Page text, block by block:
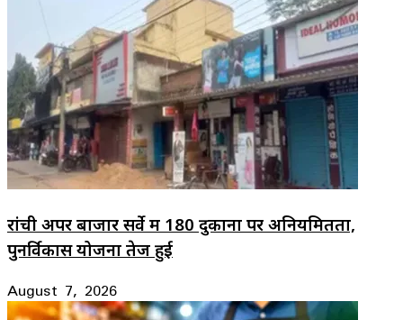
रांची अपर बाजार सर्वे में 180 दुकानों पर अनियमितता,
पुनर्विकास योजना तेज हुई
August 7, 2026